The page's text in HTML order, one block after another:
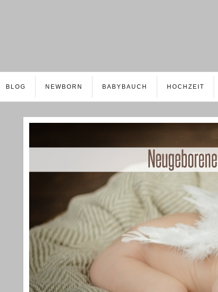
BLOG NEWBORN BABYBAUCH HOCHZEIT